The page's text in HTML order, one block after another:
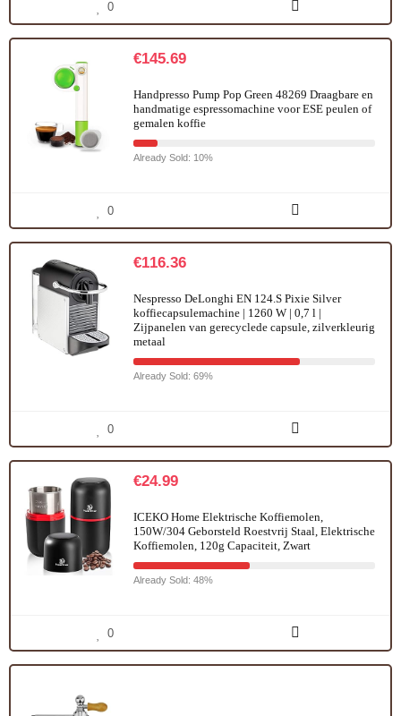
0
€145.69
Handpresso Pump Pop Green 48269 Draagbare en
handmatige espressomachine voor ESE peulen of
gemalen koffie
Already Sold: 10%
0
€116.36
Nespresso DeLonghi EN 124.S Pixie Silver
koffiecapsulemachine | 1260 W | 0,7 l |
Zijpanelen van gerecyclede capsule, zilverkleurig
metaal
Already Sold: 69%
0
€24.99
ICEKO Home Elektrische Koffiemolen,
150W/304 Geborsteld Roestvrij Staal, Elektrische
Koffiemolen, 120g Capaciteit, Zwart
Already Sold: 48%
0